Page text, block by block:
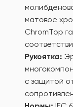
матовое
ChromTop
Рукоятка:
с защитой